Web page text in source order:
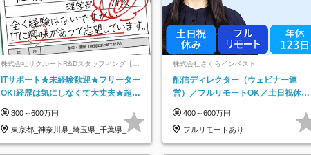
株式会社リクルートR&Dスタッフィング【リ
クルートグループ】
ITサポート★未経験歓迎★フリーター
OK!経歴は気にしなくて大丈夫★超大
300～600万円
東京都_神奈川県_埼玉県_千葉県_大
阪府…
株式会社さくらインベスト
配信ディレクター（ウェビナー運
営）／フルリモートOK／土日祝休み
400～600万円
フルリモートあり